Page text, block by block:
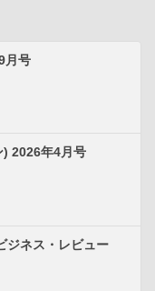
月号
) 2026年4月号
ジネス・レビュー